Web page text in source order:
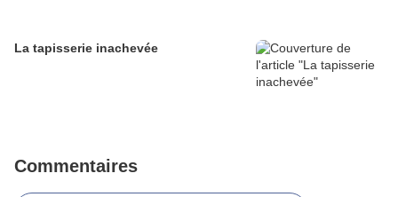
La tapisserie inachevée
Commentaires